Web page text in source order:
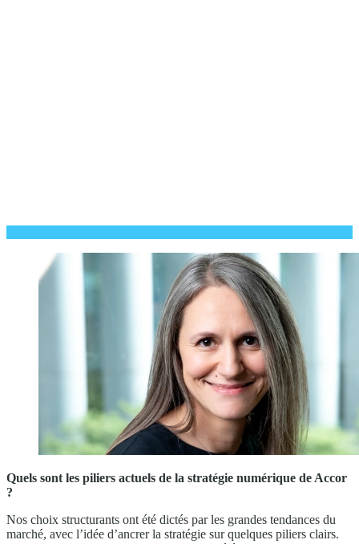
Quels sont les piliers actuels de la stratégie numérique de Accor
?
Nos choix structurants ont été dictés par les grandes tendances du
marché, avec l’idée d’ancrer la stratégie sur quelques piliers clairs.